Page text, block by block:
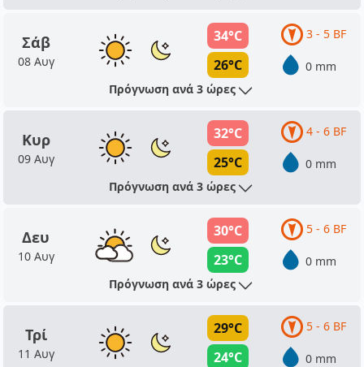
Σάβ
08 Αυγ
34°C
26°C
3 - 5 BF
0 mm
Πρόγνωση ανά 3 ώρες
Κυρ
09 Αυγ
32°C
25°C
4 - 6 BF
0 mm
Πρόγνωση ανά 3 ώρες
Δευ
10 Αυγ
30°C
23°C
5 - 6 BF
0 mm
Πρόγνωση ανά 3 ώρες
Τρί
11 Αυγ
29°C
24°C
5 - 6 BF
0 mm